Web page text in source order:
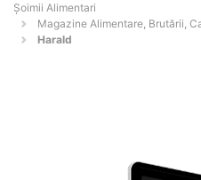
Şoimii Alimentari
Magazine Alimentare, Brutării,
Harald